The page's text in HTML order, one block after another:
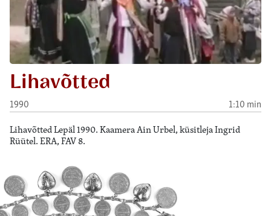
Lihavõtted
1990 1:10 min
Lihavõtted Lepäl 1990. Kaamera Ain Urbel, küsitleja Ingrid
Rüütel. ERA, FAV 8.